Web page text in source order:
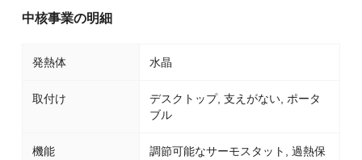
中核事業の明細
発熱体 水晶
取付け
デスクトップ, 支えがない, ポータ
ブル
機能
調節可能なサーモスタット, 過熱保